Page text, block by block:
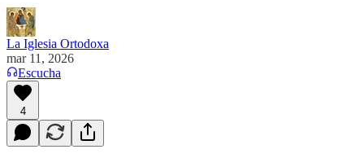
La Iglesia Ortodoxa
mar 11, 2026
Escucha
4